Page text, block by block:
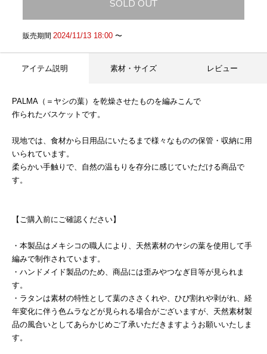
SOLD OUT
販売期間 2024/11/13 18:00〜
アイテム説明 素材・サイズ レビュー
PALMA（＝ヤシの葉）を乾燥させたものを編みこんで
作られたバスケットです。
現地では、食材から日用品にいたるまで様々なものの保管・収納に用
いられています。
柔らかい手触りで、自然の温もりを存分に感じていただける商品で
す。
【ご購入前にご確認ください】
・本製品はメキシコの職人により、天然素材のヤシの葉を使用して手
編みで制作されています。
・ハンドメイド製品のため、商品には歪みやつなぎ目等が見られま
す。
・ラタンは素材の特性として葉のささくれや、ひび割れや剥がれ、経
年変化に伴う色ムラなどが見られる場合がございますが、天然素材製
品の風合いとしてあらかじめご了承いただきますようお願いいたしま
す。